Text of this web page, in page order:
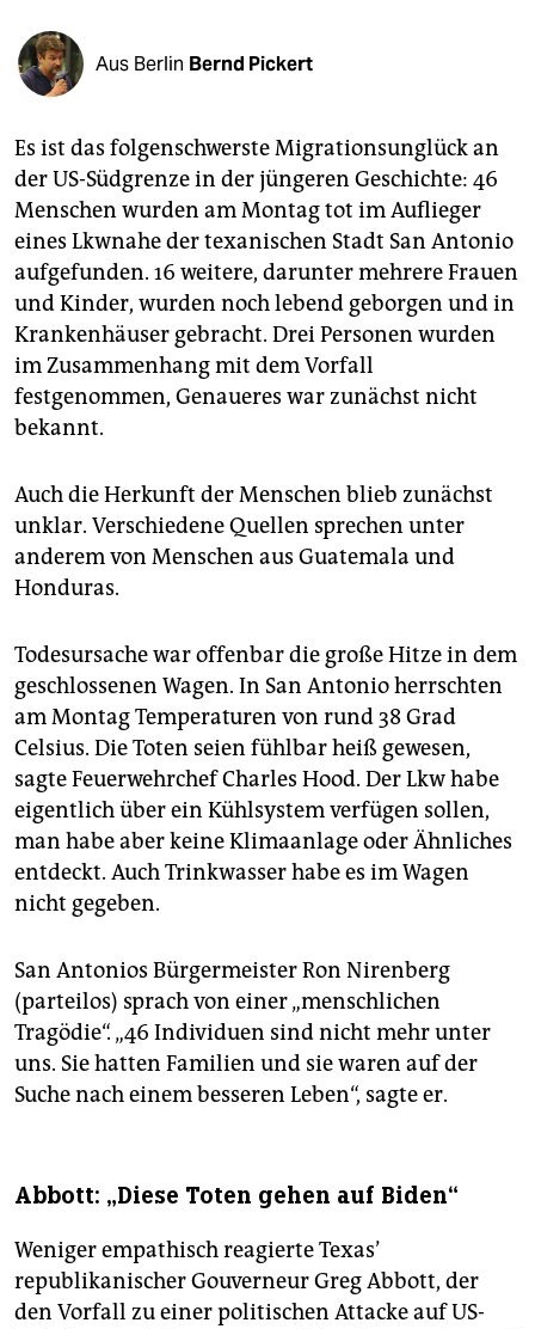
fragen & hilfe
unterstützen
genossenschaft
epaper login
Aus Berlin Bernd Pickert
Es ist das folgenschwerste Migrationsunglück an
der US-Südgrenze in der jüngeren Geschichte: 46
Menschen wurden am Montag tot im Auflieger
eines Lkwnahe der texanischen Stadt San Antonio
aufgefunden. 16 weitere, darunter mehrere Frauen
und Kinder, wurden noch lebend geborgen und in
Krankenhäuser gebracht. Drei Personen wurden
im Zusammenhang mit dem Vorfall
festgenommen, Genaueres war zunächst nicht
bekannt.
Auch die Herkunft der Menschen blieb zunächst
unklar. Verschiedene Quellen sprechen unter
anderem von Menschen aus Guatemala und
Honduras.
Todesursache war offenbar die große Hitze in dem
geschlossenen Wagen. In San Antonio herrschten
am Montag Temperaturen von rund 38 Grad
Celsius. Die Toten seien fühlbar heiß gewesen,
sagte Feuerwehrchef Charles Hood. Der Lkw habe
eigentlich über ein Kühlsystem verfügen sollen,
man habe aber keine Klimaanlage oder Ähnliches
entdeckt. Auch Trinkwasser habe es im Wagen
nicht gegeben.
San Antonios Bürgermeister Ron Nirenberg
(parteilos) sprach von einer „menschlichen
Tragödie“. „46 Individuen sind nicht mehr unter
uns. Sie hatten Familien und sie waren auf der
Suche nach einem besseren Leben“, sagte er.
Abbott: „Diese Toten gehen auf Biden“
Weniger empathisch reagierte Texas’
republikanischer Gouverneur Greg Abbott, der
den Vorfall zu einer politischen Attacke auf US-